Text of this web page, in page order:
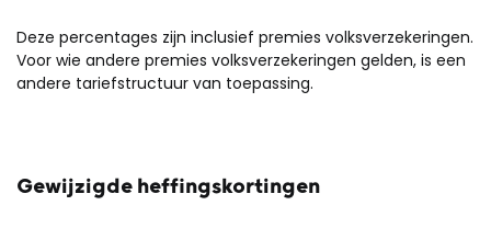
Deze percentages zijn inclusief premies volksverzekeringen.
Voor wie andere premies volksverzekeringen gelden, is een
andere tariefstructuur van toepassing.
Gewijzigde heffingskortingen